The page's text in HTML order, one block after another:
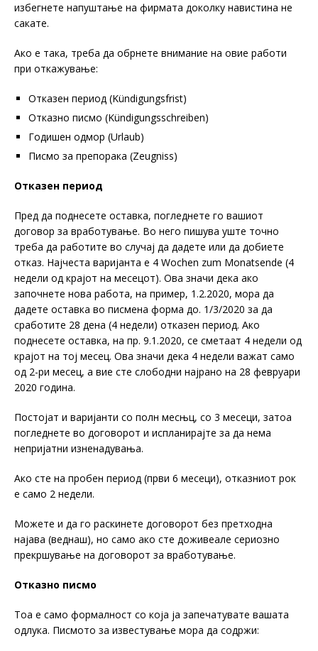
избегнете напуштање на фирмата доколку навистина не
сакате.
Ако е така, треба да обрнете внимание на овие работи
при откажување:
Отказен период (Kündigungsfrist)
Отказно писмо (Kündigungsschreiben)
Годишен одмор (Urlaub)
Писмо за препорака (Zeugniss)
Отказен период
Пред да поднесете оставка, погледнете го вашиот
договор за вработување. Во него пишува уште точно
треба да работите во случај да дадете или да добиете
отказ. Најчеста варијанта е 4 Wochen zum Monatsende (4
недели од крајот на месецот). Ова значи дека ако
започнете нова работа, на пример, 1.2.2020, мора да
дадете оставка во писмена форма до. 1/3/2020 за да
сработите 28 дена (4 недели) отказен период. Ако
поднесете оставка, на пр. 9.1.2020, се сметаат 4 недели од
крајот на тој месец. Ова значи дека 4 недели важат само
од 2-ри месец, а вие сте слободни најрано на 28 февруари
2020 година.
Постојат и варијанти со полн месњц, со 3 месеци, затоа
погледнете во договорот и испланирајте за да нема
непријатни изненадувања.
Ако сте на пробен период (први 6 месеци), отказниот рок
е само 2 недели.
Можете и да го раскинете договорот без претходна
најава (веднаш), но само ако сте доживеале сериозно
прекршување на договорот за вработување.
Отказно писмо
Тоа е само формалност со која ја запечатувате вашата
одлука. Писмото за известување мора да содржи: